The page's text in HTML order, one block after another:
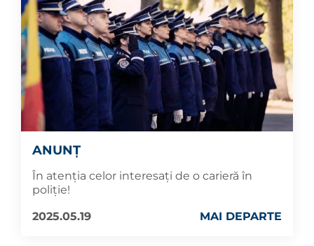
ANUNȚ
În atenția celor interesați de o carieră în
poliție!
2025.05.19
MAI DEPARTE